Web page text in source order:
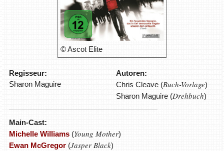
© Ascot Elite
Regisseur:
Sharon Maguire
Autoren:
Chris Cleave (Buch-Vorlage)
Sharon Maguire (Drehbuch)
Main-Cast:
Michelle Williams(Young Mother)
Ewan McGregor(Jasper Black)